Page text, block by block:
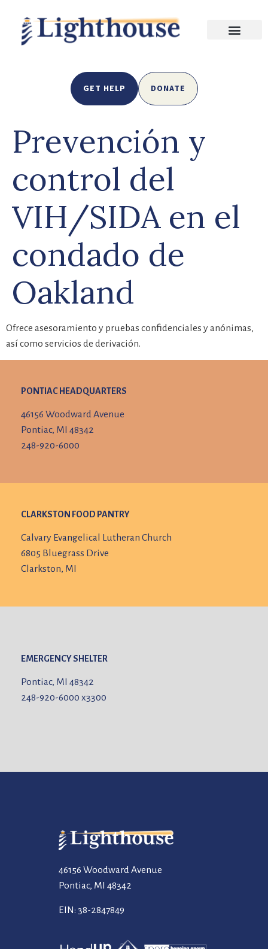
GET HELP DONATE
Prevención y
control del
VIH/SIDA en el
condado de
Oakland
Ofrece asesoramiento y pruebas confidenciales y anónimas,
así como servicios de derivación.
PONTIAC HEADQUARTERS
46156 Woodward Avenue
Pontiac, MI 48342
248-920-6000
CLARKSTON FOOD PANTRY
Calvary Evangelical Lutheran Church
6805 Bluegrass Drive
Clarkston, MI
EMERGENCY SHELTER
Pontiac, MI 48342
248-920-6000x3300
46156 Woodward Avenue
Pontiac, MI 48342
EIN: 38-2847849